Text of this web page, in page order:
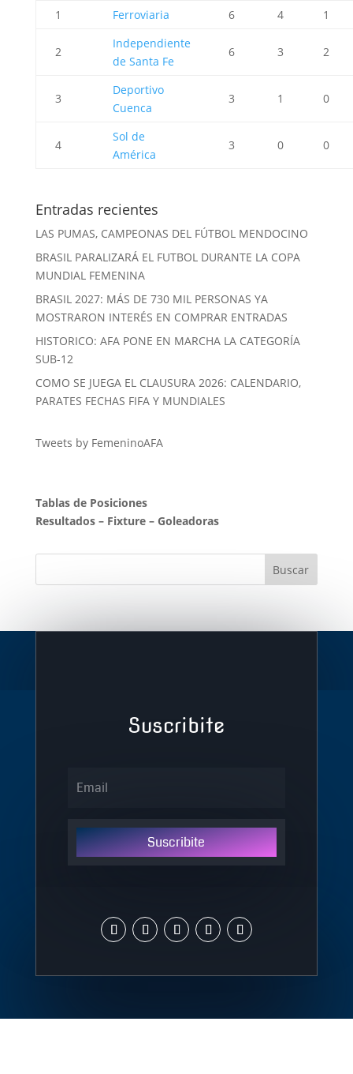
1 Ferroviaria 6 4 1
2
Independiente
de Santa Fe
6 3 2
3
Deportivo
Cuenca
3 1 0
4
Sol de
América
3 0 0
Entradas recientes
LAS PUMAS, CAMPEONAS DEL FÚTBOL MENDOCINO
BRASIL PARALIZARÁ EL FUTBOL DURANTE LA COPA
MUNDIAL FEMENINA
BRASIL 2027: MÁS DE 730 MIL PERSONAS YA
MOSTRARON INTERÉS EN COMPRAR ENTRADAS
HISTORICO: AFA PONE EN MARCHA LA CATEGORÍA
SUB-12
COMO SE JUEGA EL CLAUSURA 2026: CALENDARIO,
PARATES FECHAS FIFA Y MUNDIALES
Tweets by FemeninoAFA
Tablas de Posiciones
Resultados– Fixture– Goleadoras
Suscribite
Suscribite